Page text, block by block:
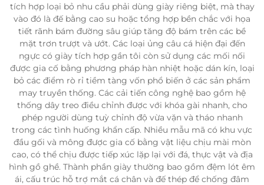
tích hợp loại bỏ nhu cầu phải dùng giày riêng biệt, mà thay
vào đó là đế bằng cao su hoặc tổng hợp bền chắc với họa
tiết rãnh bám đường sâu giúp tăng độ bám trên các bề
mặt trơn trượt và ướt. Các loại ủng câu cá hiện đại đến
ngực có giày tích hợp gần tôi còn sử dụng các mối nối
được gia cố bằng phương pháp hàn nhiệt hoặc dán kín, loại
bỏ các điểm rò rỉ tiềm tàng vốn phổ biến ở các sản phẩm
may truyền thống. Các cải tiến công nghệ bao gồm hệ
thống dây treo điều chỉnh được với khóa gài nhanh, cho
phép người dùng tuỳ chỉnh độ vừa vặn và tháo nhanh
trong các tình huống khẩn cấp. Nhiều mẫu mã có khu vực
đầu gối và mông được gia cố bằng vật liệu chịu mài mòn
cao, có thể chịu được tiếp xúc lặp lại với đá, thực vật và địa
hình gồ ghề. Thành phần giày thường bao gồm đệm lót êm
ái, cấu trúc hỗ trợ mắt cá chân và đế thép để chống đâm